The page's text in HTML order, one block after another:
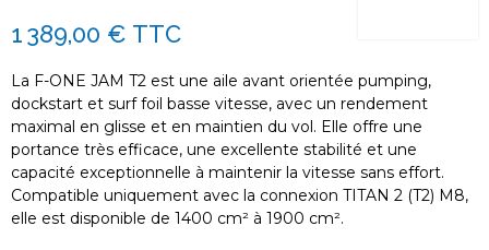
1 389,00 € TTC
La F-ONE JAM T2 est une aile avant orientée pumping,
dockstart et surf foil basse vitesse, avec un rendement
maximal en glisse et en maintien du vol. Elle offre une
portance très efficace, une excellente stabilité et une
capacité exceptionnelle à maintenir la vitesse sans effort.
Compatible uniquement avec la connexion TITAN 2 (T2) M8,
elle est disponible de 1400 cm² à 1900 cm².